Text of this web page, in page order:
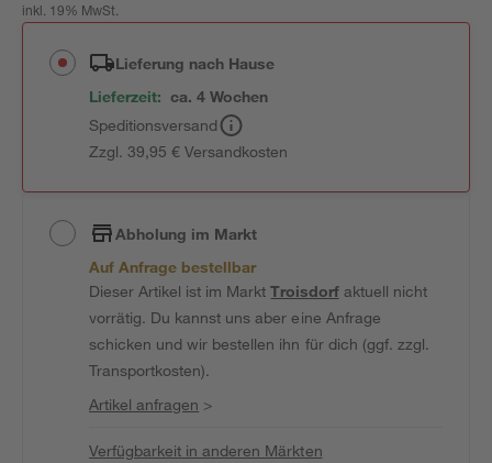
inkl. 19% MwSt.
Lieferung nach Hause
Lieferzeit: ca. 4 Wochen
Speditionsversand
Zzgl. 39,95 € Versandkosten
Abholung im Markt
Auf Anfrage bestellbar
Dieser Artikel ist im MarktTroisdorfaktuell nicht
vorrätig. Du kannst uns aber eine Anfrage
schicken und wir bestellen ihn für dich (ggf. zzgl.
Transportkosten).
Artikel anfragen >
Verfügbarkeit in anderen Märkten